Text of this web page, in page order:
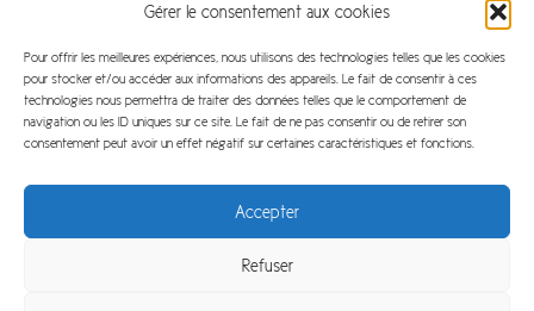
Gérer le consentement aux cookies
Pour offrir les meilleures expériences, nous utilisons des technologies telles que les cookies
pour stocker et/ou accéder aux informations des appareils. Le fait de consentir à ces
technologies nous permettra de traiter des données telles que le comportement de
navigation ou les ID uniques sur ce site. Le fait de ne pas consentir ou de retirer son
consentement peut avoir un effet négatif sur certaines caractéristiques et fonctions.
Accepter
Refuser
Intéressé par la recherche clinique?
Venez travailler avec nous!
Mentions légales